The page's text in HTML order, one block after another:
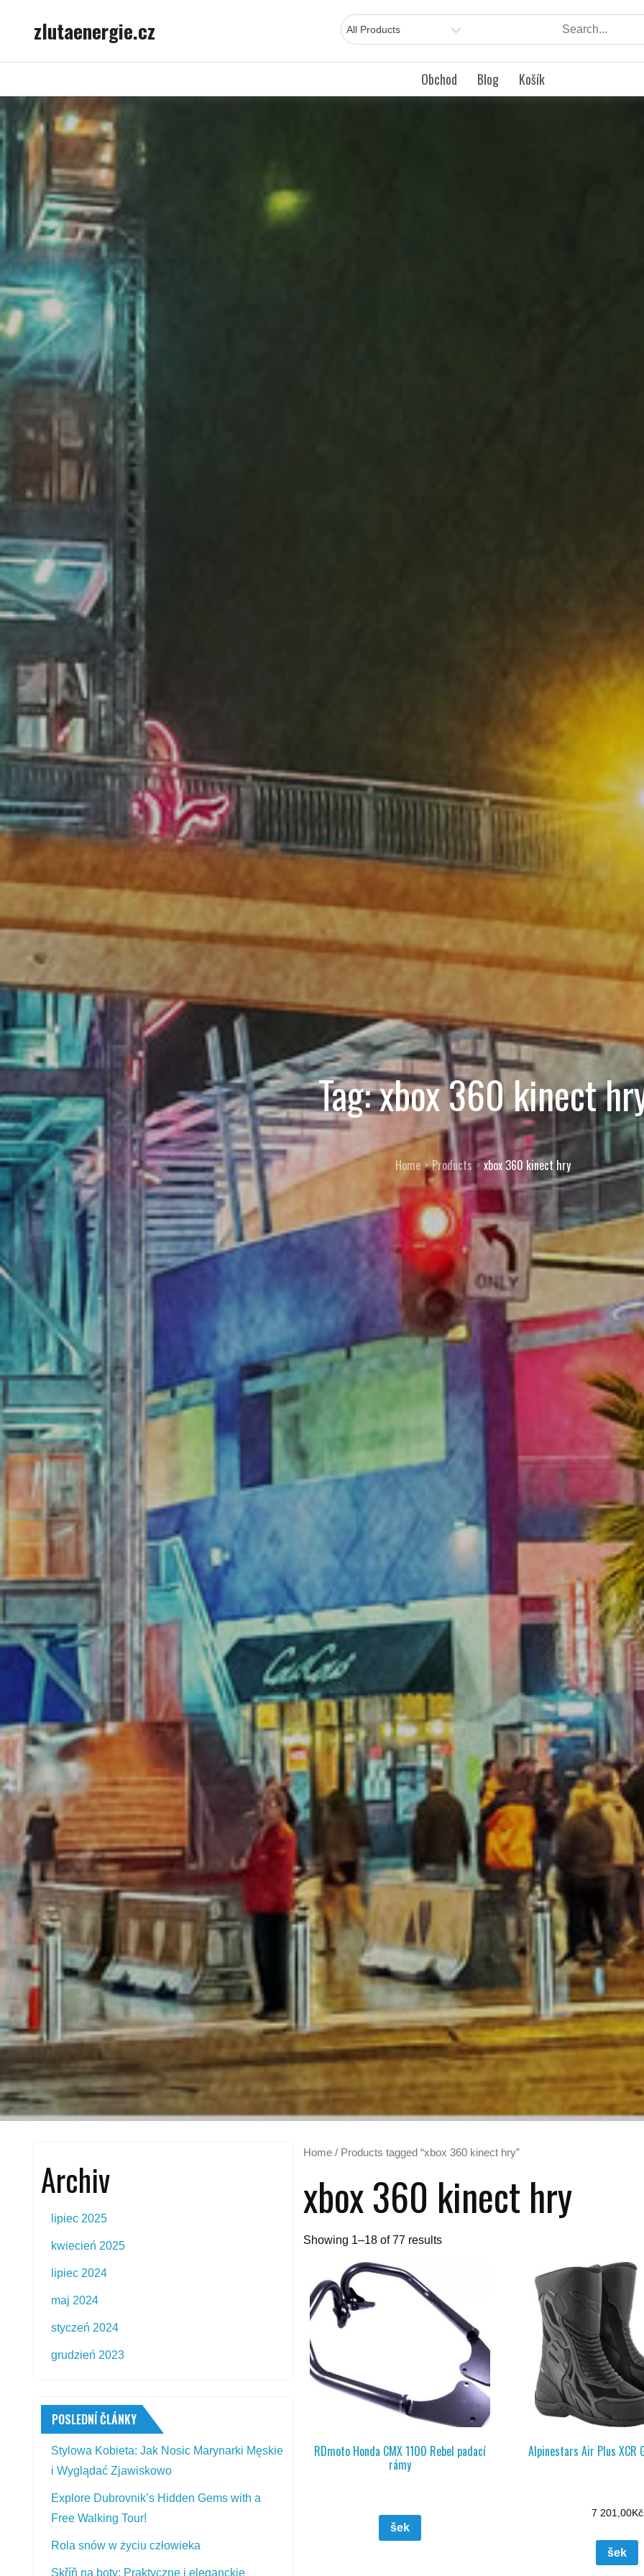
zlutaenergie.cz
Obchod Blog Košík
Tag:xbox 360 kinect
Home Products xbox 360 kinect hry
Home / Products tagged “xbox 360 kinect hry”
xbox 360 kinect hry
Showing 1–18 of 77 results
RDmoto Honda CMX 1100 Rebel padací
rámy
šek
Alpinestars Air Plus XCR
7 201,00Kč
šek
Archiv
lipiec 2025
kwiecień 2025
lipiec 2024
maj 2024
styczeń 2024
grudzień 2023
POSLEDNÍ ČLÁNKY
Stylowa Kobieta: Jak Nosic Marynarki Męskie
i Wyglądać Zjawiskowo
Explore Dubrovnik’s Hidden Gems with a
Free Walking Tour!
Rola snów w życiu człowieka
Skříň na boty: Praktyczne i eleganckie